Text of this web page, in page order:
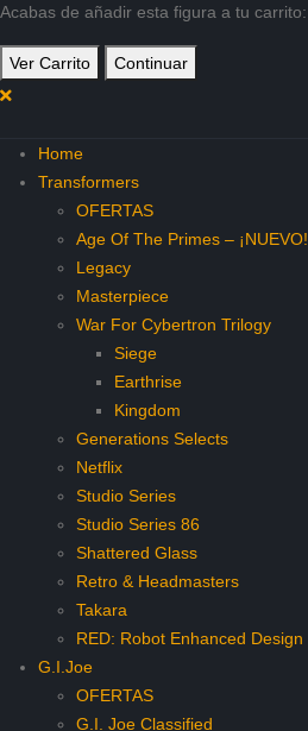
Acabas de añadir esta figura a tu carrito:
Ver Carrito Continuar
Home
Transformers
OFERTAS
Age Of The Primes – ¡NUEVO!
Legacy
Masterpiece
War For Cybertron Trilogy
Siege
Earthrise
Kingdom
Generations Selects
Netflix
Studio Series
Studio Series 86
Shattered Glass
Retro & Headmasters
Takara
RED: Robot Enhanced Design
G.I.Joe
OFERTAS
G.I. Joe Classified